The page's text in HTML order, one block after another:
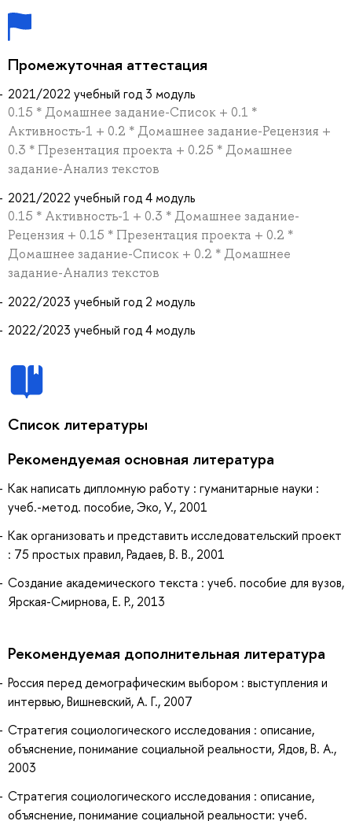
Промежуточная аттестация
2021/2022 учебный год 3 модуль
0.15 * Домашнее задание-Список + 0.1 *
Активность-1 + 0.2 * Домашнее задание-Рецензия +
0.3 * Презентация проекта + 0.25 * Домашнее
задание-Анализ текстов
2021/2022 учебный год 4 модуль
0.15 * Активность-1 + 0.3 * Домашнее задание-
Рецензия + 0.15 * Презентация проекта + 0.2 *
Домашнее задание-Список + 0.2 * Домашнее
задание-Анализ текстов
2022/2023 учебный год 2 модуль
2022/2023 учебный год 4 модуль
Список литературы
Рекомендуемая основная литература
Как написать дипломную работу : гуманитарные науки :
учеб.-метод. пособие, Эко, У., 2001
Как организовать и представить исследовательский проект
: 75 простых правил, Радаев, В. В., 2001
Создание академического текста : учеб. пособие для вузов,
Ярская-Смирнова, Е. Р., 2013
Рекомендуемая дополнительная литература
Россия перед демографическим выбором : выступления и
интервью, Вишневский, А. Г., 2007
Стратегия социологического исследования : описание,
объяснение, понимание социальной реальности, Ядов, В. А.,
2003
Стратегия социологического исследования : описание,
объяснение, понимание социальной реальности: учеб.